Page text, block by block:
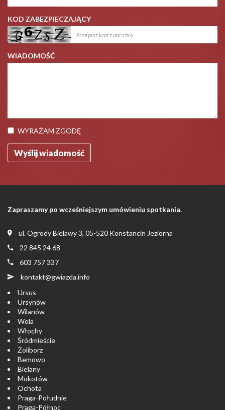
KOD ZABEZPIECZAJĄCY
WIADOMOŚĆ
WYRAŻAM ZGODĘ
Zapraszamy po wcześniejszym umówieniu spotkania.
ul. Ogrody Bielawy 3, 05-520 Konstancin Jeziorna
22 845 24 68
603 757 337
kontakt@gwiazda.info
Ursus
Ursynów
Wilanów
Wola
Włochy
Śródmieście
Żoliborz
Bemowo
Bielany
Mokotów
Ochota
Praga-Południe
Praga-Północ